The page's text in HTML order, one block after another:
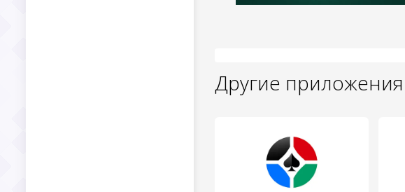
Другие приложения